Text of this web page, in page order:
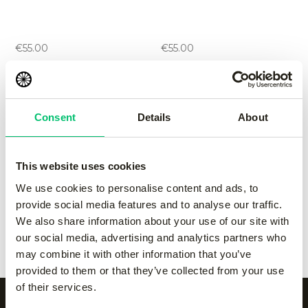
Consent Details About
This website uses cookies
We use cookies to personalise content and ads, to
provide social media features and to analyse our traffic.
We also share information about your use of our site with
our social media, advertising and analytics partners who
may combine it with other information that you’ve
provided to them or that they’ve collected from your use
of their services.
€55.00
€55.00
Jaipur women
performance pant
€55.00
Jaipur women
performance pant
€55.00
Jaipur women
performance pant
-Grey
€55.00
Jaipur women
performance pant
-navy
€55.00